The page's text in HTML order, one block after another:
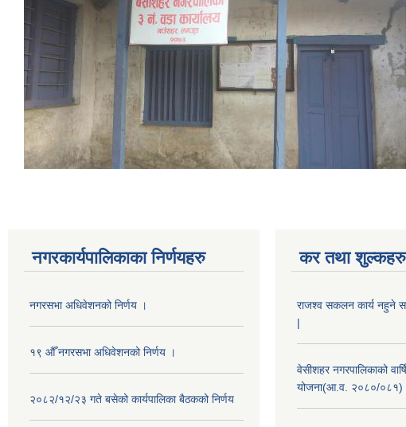
नगरकार्यपालिकाका निर्णयहरु
नगरसभा अधिवेशनको निर्णय ।
१९ औँ नगरसभा अधिवेशनको निर्णय ।
२०८२/१२/२३ गते बसेको कार्यपालिका बैठकको निर्णय
कर तथा शुल्कहरु
राजश्व सकलन कार्य नहुने
|
वेसीशहर नगरपालिकाको
योजना(आ.व. २०८०/०८१)